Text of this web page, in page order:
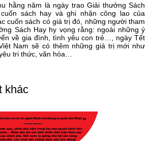
hằng năm là ngày trao Giải thưởng Sách
sách hay và ghi nhận công lao của
cuốn sách có giá trị đó, những người tham
Sách Hay hy vọng rằng: ngoài những ý
về gia đình, tình yêu con trẻ…, ngày Tết
Nam sẽ có thêm những giá trị mới như
tri thức, văn hóa…
khác